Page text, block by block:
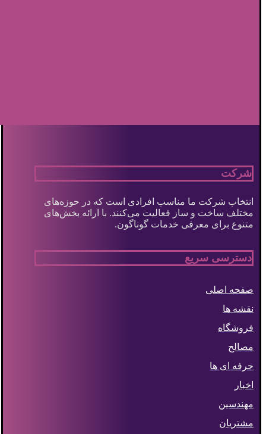
شرکت
انتخاب شرکت ما مناسب افرادی است که در حوزه‌های
مختلف ساخت و ساز فعالیت می‌کنند. با ارائه بخش‌های
متنوع برای معرفی خدمات گوناگون.
دسترسی سریع
صفحه اصلی
نقشه ها
فروشگاه
مصالح
حرفه ای ها
اخبار
مهندسین
مشتریان